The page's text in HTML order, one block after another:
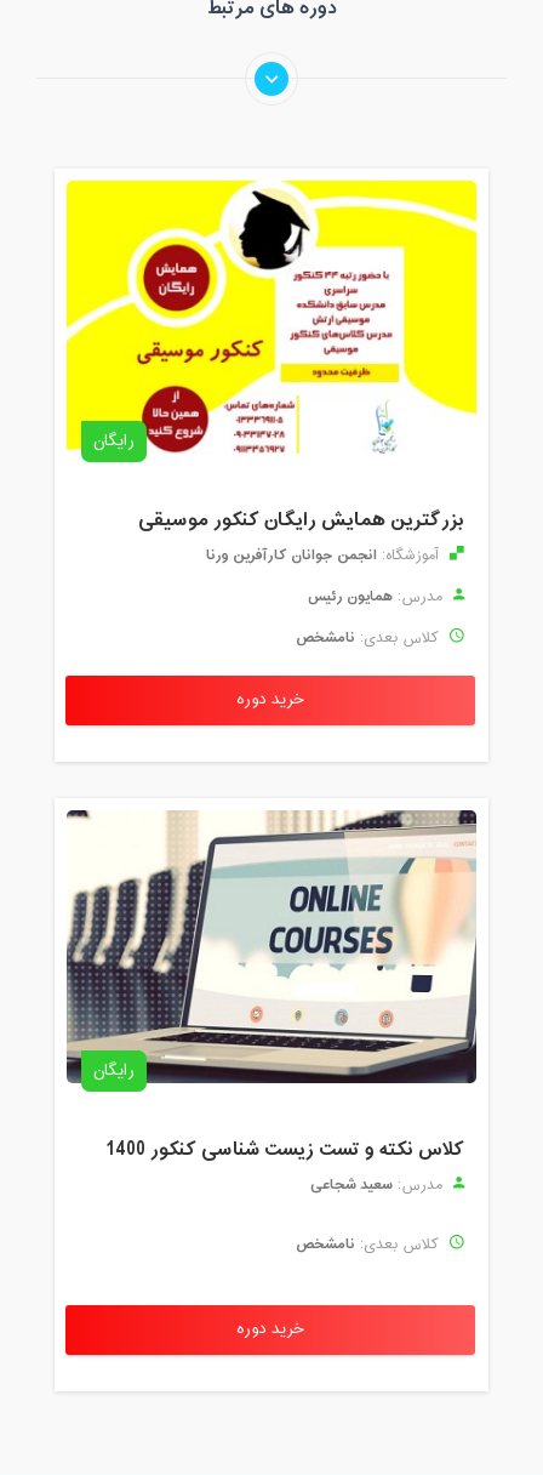
دوره های مرتبط
رایگان
بزرگترین همایش رایگان کنکور موسیقی
آموزشگاه: انجمن جوانان کارآفرین ورنا
مدرس: همایون رئیس
کلاس بعدی: نامشخص
خرید دوره
رایگان
کلاس نکته و تست زیست شناسی کنکور 1400
مدرس: سعید شجاعی
کلاس بعدی: نامشخص
خرید دوره